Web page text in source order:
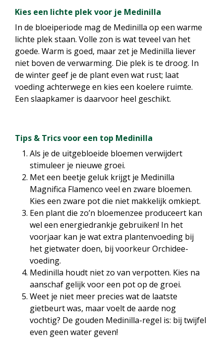
Kies een lichte plek voor je Medinilla
In de bloeiperiode mag de Medinilla op een warme
lichte plek staan. Volle zon is wat teveel van het
goede. Warm is goed, maar zet je Medinilla liever
niet boven de verwarming. Die plek is te droog. In
de winter geef je de plant even wat rust; laat
voeding achterwege en kies een koelere ruimte.
Een slaapkamer is daarvoor heel geschikt.
Tips & Trics voor een top Medinilla
Als je de uitgebloeide bloemen verwijdert
stimuleer je nieuwe groei.
Met een beetje geluk krijgt je Medinilla
Magnifica Flamenco veel en zware bloemen.
Kies een zware pot die niet makkelijk omkiept.
Een plant die zo’n bloemenzee produceert kan
wel een energiedrankje gebruiken! In het
voorjaar kan je wat extra plantenvoeding bij
het gietwater doen, bij voorkeur Orchidee-
voeding.
Medinilla houdt niet zo van verpotten. Kies na
aanschaf gelijk voor een pot op de groei.
Weet je niet meer precies wat de laatste
gietbeurt was, maar voelt de aarde nog
vochtig? De gouden Medinilla-regel is: bij twijfel
even geen water geven!